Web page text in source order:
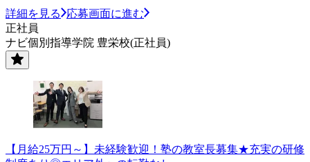
詳細を見る
応募画面に進む
正社員
ナビ個別指導学院 豊栄校(正社員)
【月給25万円～】未経験歓迎！塾の教室長募集★充実の研修